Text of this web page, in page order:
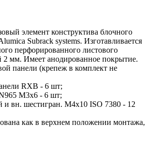
элемент конструктива блочного
Subrack systems. Изготавливается
перфорированного листового
мм. Имеет анодированное покрытие.
панели (крепеж в комплект не
RXB - 6 шт;
М3х6 - 6 шт;
и вн. шестигран. М4x10 ISO 7380 - 12
как в верхнем положении монтажа,